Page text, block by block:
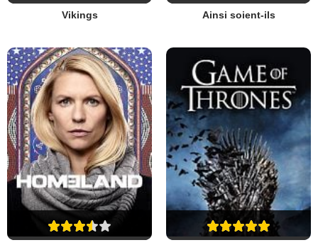
Vikings Ainsi soient-ils